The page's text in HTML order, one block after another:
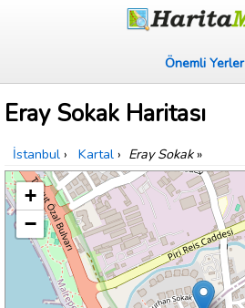
Önemli Yerler
Eray Sokak Haritası
İstanbul › Kartal › Eray Sokak»
+
−